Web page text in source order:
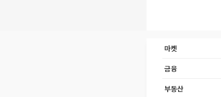
마켓
금융
부동산